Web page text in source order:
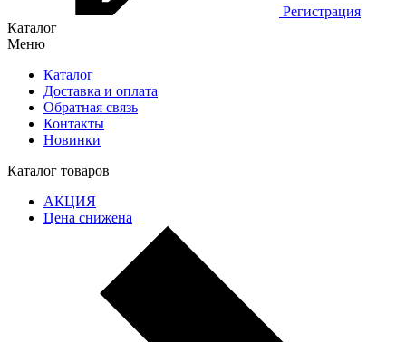
Регистрация
Каталог
Меню
Каталог
Доставка и оплата
Обратная связь
Контакты
Новинки
Каталог товаров
АКЦИЯ
Цена снижена